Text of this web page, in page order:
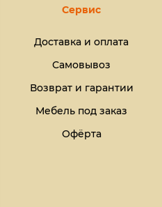
Сервис
Доставка и оплата
Самовывоз
Возврат и гарантии
Мебель под заказ
Офёрта